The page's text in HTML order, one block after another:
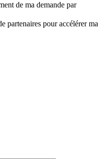
de ma demande par
partenaires pour accélérer ma